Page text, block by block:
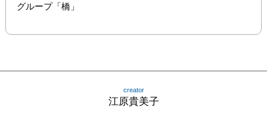
グループ「橋」
creator
江原貴美子